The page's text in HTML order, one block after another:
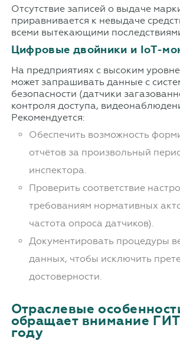
Отсутствие записей о выдаче
приравнивается к невыдаче
всеми вытекающими
Цифровые двойники и IoT-
На предприятиях с высоким
может запрашивать данные с
безопасности (датчики
контроля доступа,
Рекомендуется:
Обеспечить возможность
отчётов за произвольный
инспектора.
Проверить соответствие
требованиям нормативных
частота опроса датчиков).
Документировать процедуры
данных, чтобы исключить
достоверности.
Отраслевые
обращает внимание
году